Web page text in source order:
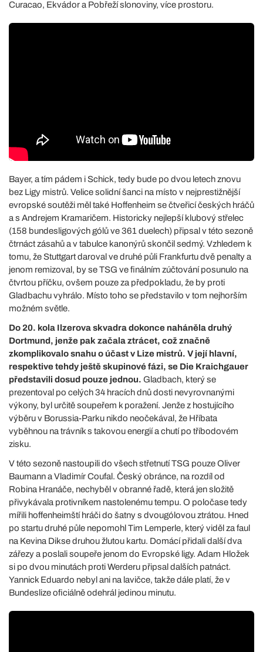
Curacao, Ekvádor a Pobřeží slonoviny, více prostoru.
Bayer, a tím pádem i Schick, tedy bude po dvou letech znovu
bez Ligy mistrů. Velice solidní šanci na místo v nejprestižnější
evropské soutěži měl také Hoffenheim se čtveřicí českých hráčů
a s Andrejem Kramaričem. Historicky nejlepší klubový střelec
(158 bundesligových gólů ve 361 duelech) připsal v této sezoně
čtrnáct zásahů a v tabulce kanonýrů skončil sedmý. Vzhledem k
tomu, že Stuttgart daroval ve druhé půli Frankfurtu dvě penalty a
jenom remizoval, by se TSG ve finálním zúčtování posunulo na
čtvrtou příčku, ovšem pouze za předpokladu, že by proti
Gladbachu vyhrálo. Místo toho se představilo v tom nejhorším
možném světle.
Do 20. kola Ilzerova skvadra dokonce naháněla druhý
Dortmund, jenže pak začala ztrácet, což značně
zkomplikovalo snahu o účast v Lize mistrů. V její hlavní,
respektive tehdy ještě skupinové fázi, se Die Kraichgauer
představili dosud pouze jednou. Gladbach, který se
prezentoval po celých 34 hracích dnů dosti nevyrovnanými
výkony, byl určitě soupeřem k poražení. Jenže z hostujícího
výběru v Borussia-Parku nikdo neočekával, že Hříbata
vyběhnou na trávník s takovou energií a chutí po tříbodovém
zisku.
V této sezoně nastoupili do všech střetnutí TSG pouze Oliver
Baumann a Vladimír Coufal. Český obránce, na rozdíl od
Robina Hranáče, nechyběl v obranné řadě, která jen složitě
přivykávala protivníkem nastolenému tempu. O poločase tedy
mířili hoffenheimští hráči do šatny s dvougólovou ztrátou. Hned
po startu druhé půle nepomohl Tim Lemperle, který viděl za faul
na Kevina Dikse druhou žlutou kartu. Domácí přidali další dva
zářezy a poslali soupeře jenom do Evropské ligy. Adam Hložek
si po dvou minutách proti Werderu připsal dalších patnáct.
Yannick Eduardo nebyl ani na lavičce, takže dále platí, že v
Bundeslize oficiálně odehrál jedinou minutu.